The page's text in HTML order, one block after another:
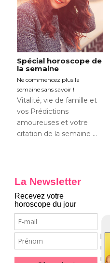
Spécial horoscope de
la semaine
Ne commencez plus la
semaine sans savoir !
Vitalité, vie de famille et
vos Prédictions
amoureuses et votre
citation de la semaine …
La Newsletter
Recevez votre
horoscope du jour
E-
mail
Prénom